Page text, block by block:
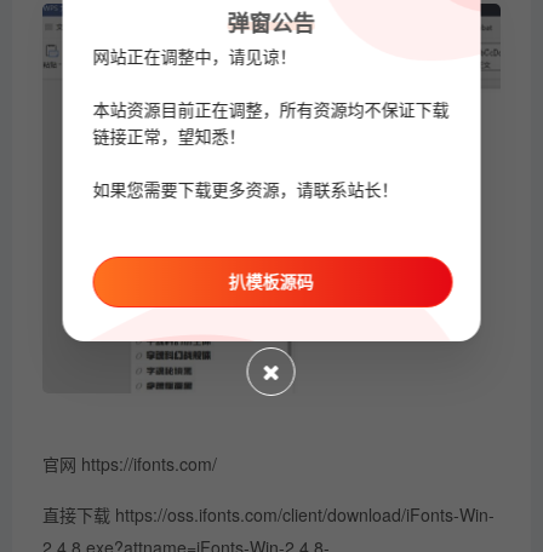
官网 https://ifonts.com/
直接下载 https://oss.ifonts.com/client/download/iFonts-Win-
2.4.8.exe?attname=iFonts-Win-2.4.8-
弹窗公告
网站正在调整中，请见谅！
本站资源目前正在调整，所有资源均不保证下载
链接正常，望知悉！
如果您需要下载更多资源，请联系站长！
扒模板源码